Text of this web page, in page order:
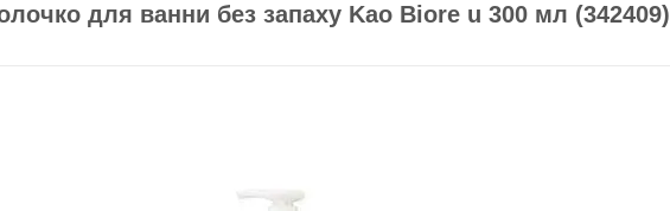
для ванни без запаху Kao Biore u 300 мл (342409)